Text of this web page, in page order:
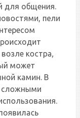
для общения.
пели
костра,
может
камин. В
сложными